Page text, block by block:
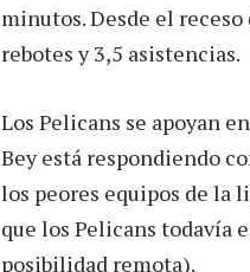
minutos. Desde el
rebotes y 3,5 asistencias.
Los Pelicans se apoyan
Bey está respondiendo
los peores equipos de la
que los Pelicans todavía
posibilidad remota).